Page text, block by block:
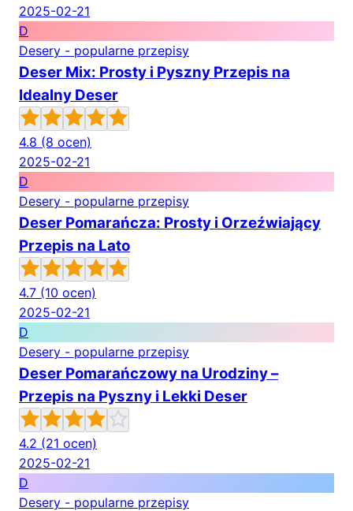
2025-02-21
D
Desery - popularne przepisy
Deser Mix: Prosty i Pyszny Przepis na
Idealny Deser
4.8 (8 ocen)
2025-02-21
D
Desery - popularne przepisy
Deser Pomarańcza: Prosty i Orzeźwiający
Przepis na Lato
4.7 (10 ocen)
2025-02-21
D
Desery - popularne przepisy
Deser Pomarańczowy na Urodziny –
Przepis na Pyszny i Lekki Deser
4.2 (21 ocen)
2025-02-21
D
Desery - popularne przepisy